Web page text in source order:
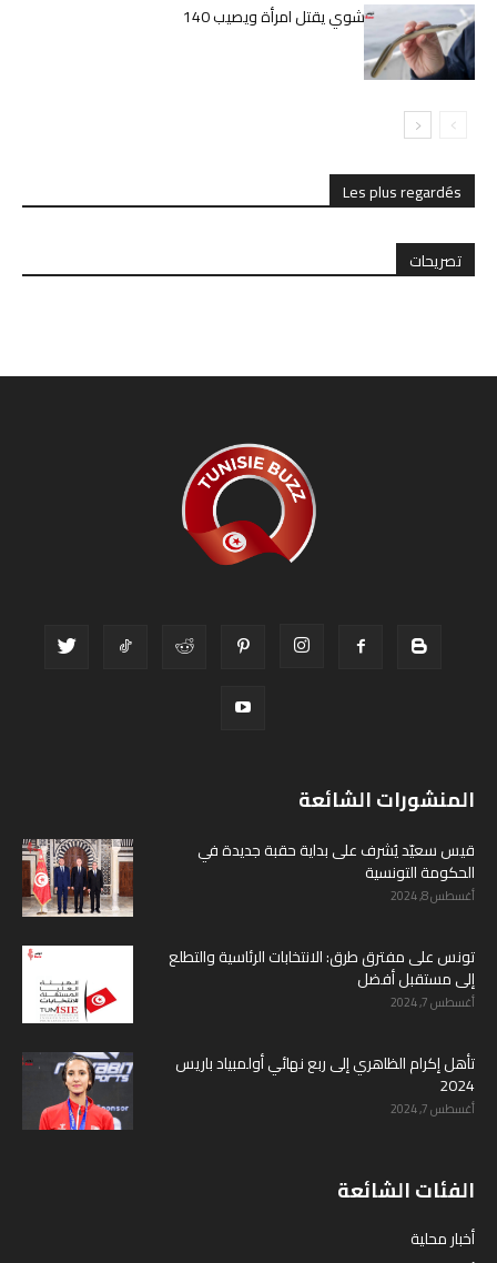
اليابان.. ثعبان بحر مشوي يقتل امرأة ويصيب 140
بالمرض
Les plus regardés
تصريحات
المنشورات الشائعة
قيس سعيّد يُشرف على بداية حقبة جديدة في
الحكومة التونسية
أغسطس 8, 2024
تونس على مفترق طرق: الانتخابات الرئاسية والتطلع
إلى مستقبل أفضل
أغسطس 7, 2024
تأهل إكرام الظاهري إلى ربع نهائي أولمبياد باريس
2024
أغسطس 7, 2024
الفئات الشائعة
أخبار محلية